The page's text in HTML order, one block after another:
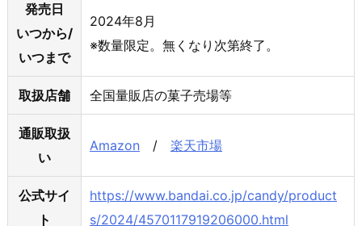
発売日
いつから/
いつまで
2024年8月
※数量限定。無くなり次第終了。
取扱店舗 全国量販店の菓子売場等
通販取扱
い
Amazon / 楽天市場
公式サイ
ト
https://www.bandai.co.jp/candy/product
s/2024/4570117919206000.html